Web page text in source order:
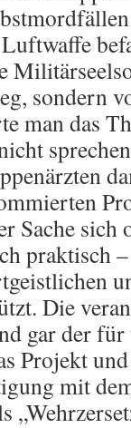
sondern
man das
Sache sich
praktisch
Die
gar der für
Projekt
mit